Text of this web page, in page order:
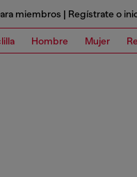
miembros | Regístrate o
Hombre Mujer